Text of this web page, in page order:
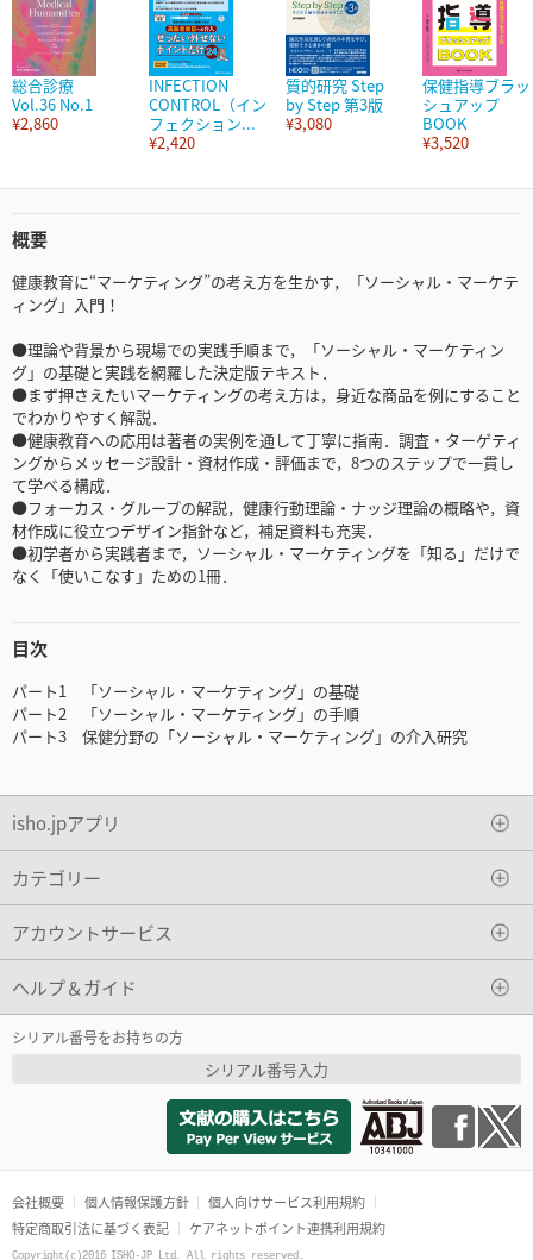
総合診療
Vol.36 No.1
¥2,860
INFECTION
CONTROL（イン
フェクション...
¥2,420
質的研究 Step
by Step 第3版
¥3,080
保健指導ブラッ
シュアップ
BOOK
¥3,520
概要
健康教育に“マーケティング”の考え方を生かす，「ソーシャル・マーケテ
ィング」入門！
●理論や背景から現場での実践手順まで，「ソーシャル・マーケティン
グ」の基礎と実践を網羅した決定版テキスト．
●まず押さえたいマーケティングの考え方は，身近な商品を例にすること
でわかりやすく解説．
●健康教育への応用は著者の実例を通して丁寧に指南．調査・ターゲティ
ングからメッセージ設計・資材作成・評価まで，8つのステップで一貫し
て学べる構成．
●フォーカス・グループの解説，健康行動理論・ナッジ理論の概略や，資
材作成に役立つデザイン指針など，補足資料も充実．
●初学者から実践者まで，ソーシャル・マーケティングを「知る」だけで
なく「使いこなす」ための1冊．
目次
パート1 「ソーシャル・マーケティング」の基礎
パート2 「ソーシャル・マーケティング」の手順
パート3 保健分野の「ソーシャル・マーケティング」の介入研究
isho.jpアプリ
カテゴリー
アカウントサービス
ヘルプ＆ガイド
シリアル番号をお持ちの方
シリアル番号入力
会社概要 個人情報保護方針
個人向けサービス利用規約
特定商取引法に基づく表記
ケアネットポイント連携利用規約
Copyright(c)2016 ISHO-JP Ltd. All rights reserved.